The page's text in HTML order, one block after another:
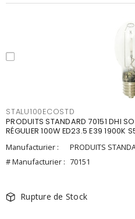
STALU100ECOSTD
PRODUITS STANDARD 70151 DHI
RÉGULIER 100W ED23.5 E39 1900K
Manufacturier :
PRODUITS
# Manufacturier : 70151
Rupture de Stock